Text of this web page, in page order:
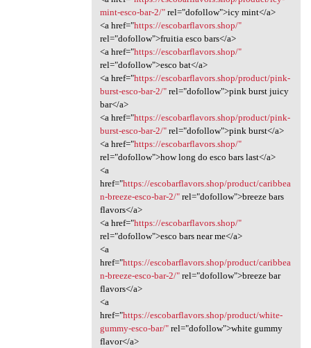
mint-esco-bar-2/"rel="dofollow">icy mint</a>
<a href="https://escobarflavors.shop/"
rel="dofollow">fruitia esco bars</a>
<a href="https://escobarflavors.shop/"
rel="dofollow">esco bat</a>
<a href="https://escobarflavors.shop/product/pink-
burst-esco-bar-2/"rel="dofollow">pink burst juicy
bar</a>
<a href="https://escobarflavors.shop/product/pink-
burst-esco-bar-2/"rel="dofollow">pink burst</a>
<a href="https://escobarflavors.shop/"
rel="dofollow">how long do esco bars last</a>
<a
href="https://escobarflavors.shop/product/caribbea
n-breeze-esco-bar-2/"rel="dofollow">breeze bars
flavors</a>
<a href="https://escobarflavors.shop/"
rel="dofollow">esco bars near me</a>
<a
href="https://escobarflavors.shop/product/caribbea
n-breeze-esco-bar-2/"rel="dofollow">breeze bar
flavors</a>
<a
href="https://escobarflavors.shop/product/white-
gummy-esco-bar/"rel="dofollow">white gummy
flavor</a>